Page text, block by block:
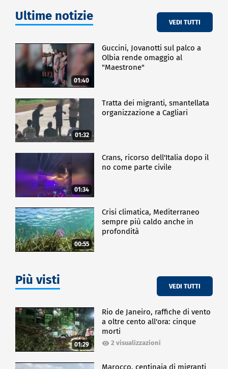
Ultime notizie VEDI TUTTI
01:40
Guccini, Jovanotti sul palco a
Olbia rende omaggio al
"Maestrone"
01:32
Tratta dei migranti, smantellata
organizzazione a Cagliari
01:34
Crans, ricorso dell'Italia dopo il
no come parte civile
00:55
Crisi climatica, Mediterraneo
sempre più caldo anche in
profondità
Più visti VEDI TUTTI
01:29
Rio de Janeiro, raffiche di vento
a oltre cento all'ora: cinque
morti
2 visualizzazioni
Marocco, centinaia di migranti